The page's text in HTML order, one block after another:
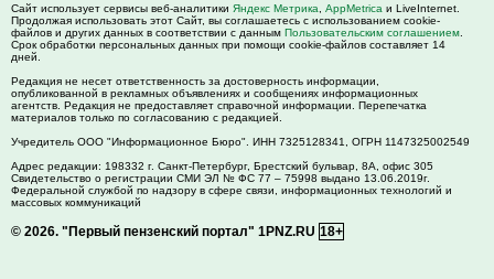
Сайт использует сервисы веб-аналитики Яндекс Метрика AppMetrica и LiveInternet.
Продолжая использовать этот Сайт, вы соглашаетесь с использованием cookie-
файлов и других данных в соответствии с данным Пользовательским соглашением
Срок обработки персональных данных при помощи cookie-файлов составляет 14
дней.
Редакция не несет ответственность за достоверность информации,
опубликованной в рекламных объявлениях и сообщениях информационных
агентств. Редакция не предоставляет справочной информации. Перепечатка
материалов только по согласованию с редакцией.
Учредитель ООО "Информационное Бюро". ИНН 7325128341, ОГРН 1147325002549
Адрес редакции: 198332 г. Санкт-Петербург, Брестский бульвар, 8А, офис 305
Свидетельство о регистрации СМИ ЭЛ № ФС 77 – 75998 выдано 13.06.2019г.
Федеральной службой по надзору в сфере связи, информационных технологий и
массовых коммуникаций
© 2026. "Первый пензенский портал" 1PNZ.RU 18+